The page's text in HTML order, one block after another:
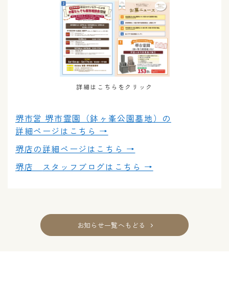
詳細はこちらをクリック
堺市営 堺市霊園（鉢ヶ峯公園墓地）の
詳細ページはこちら →
堺店の詳細ページはこちら →
堺店 スタッフブログはこちら →
お知らせ一覧へもどる